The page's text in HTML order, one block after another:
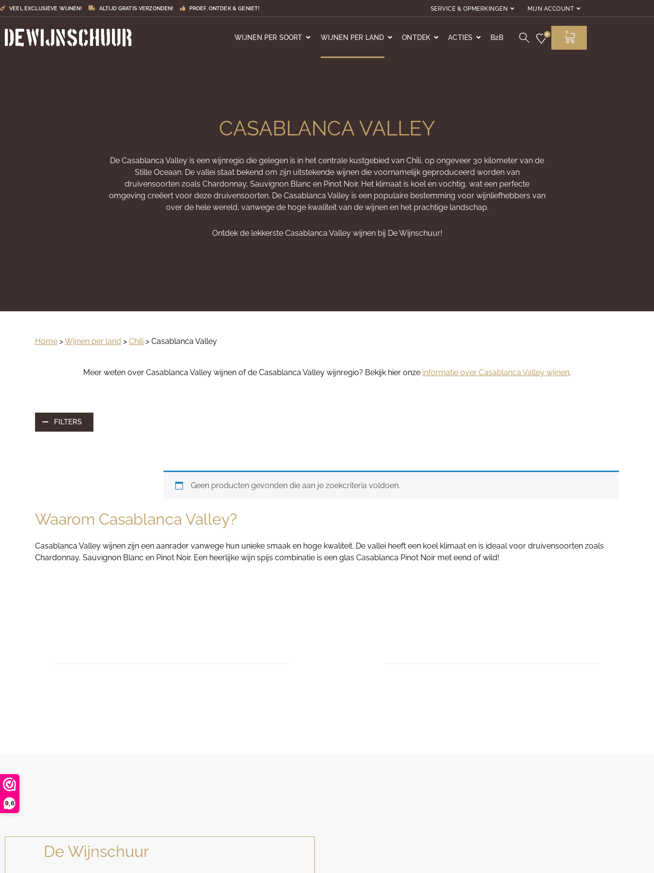
9,6
VEEL EXCLUSIEVE WIJNEN! ALTIJD GRATIS VERZONDEN! PROEF, ONTDEK & GENIET! SERVICE & OPMERKINGEN MIJN ACCOUNT
WIJNEN PER SOORT WIJNEN PER LAND ONTDEK ACTIES B2B 0 0
CASABLANCA VALLEY
De Casablanca Valley is een wijnregio die gelegen is in het centrale kustgebied van Chili, op ongeveer 30 kilometer van de
Stille Oceaan. De vallei staat bekend om zijn uitstekende wijnen die voornamelijk geproduceerd worden van
druivensoorten zoals Chardonnay, Sauvignon Blanc en Pinot Noir. Het klimaat is koel en vochtig, wat een perfecte
omgeving creëert voor deze druivensoorten. De Casablanca Valley is een populaire bestemming voor wijnliefhebbers van
over de hele wereld, vanwege de hoge kwaliteit van de wijnen en het prachtige landschap.
Ontdek de lekkerste Casablanca Valley wijnen bij De Wijnschuur!
Home >Wijnen per land > Chili > Casablanca Valley
Meer weten over Casablanca Valley wijnen of de Casablanca Valley wijnregio? Bekijk hier onze informatie over Casablanca Valley wijnen.
FILTERS
Geen producten gevonden die aan je zoekcriteria voldoen.
Waarom Casablanca Valley?
Casablanca Valley wijnen zijn een aanrader vanwege hun unieke smaak en hoge kwaliteit. De vallei heeft een koel klimaat en is ideaal voor druivensoorten zoals
Chardonnay, Sauvignon Blanc en Pinot Noir. Een heerlijke wijn spijs combinatie is een glas Casablanca Pinot Noir met eend of wild!
De Wijnschuur